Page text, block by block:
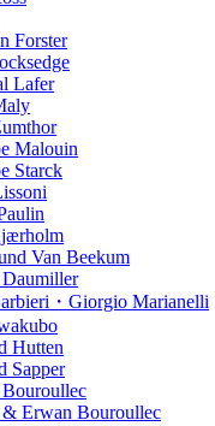
Forster
Lafer
Malouin
Starck
Van Beekum
・Giorgio Marianelli
Hutten
Sapper
& Erwan Bouroullec